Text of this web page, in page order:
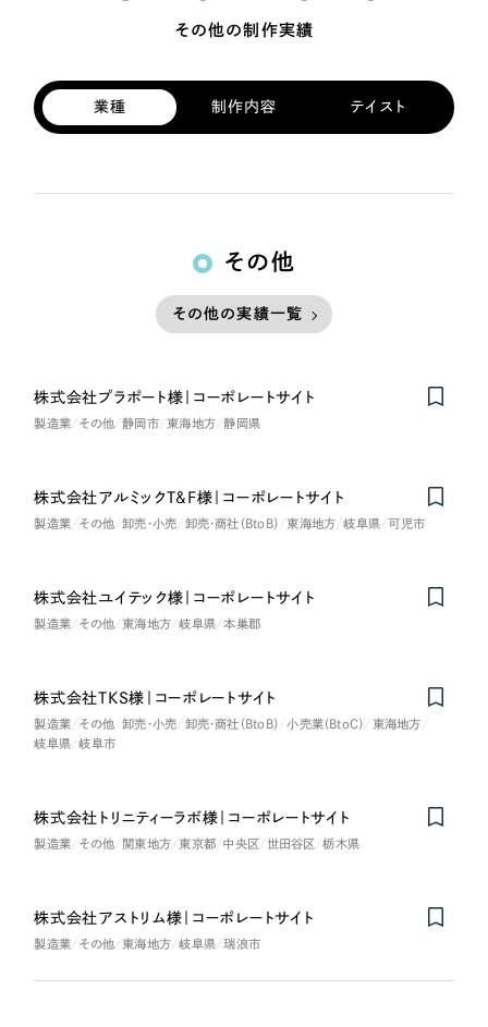
その他の制作実績
業種 制作内容 テイスト
その他
その他の実績一覧
株式会社プラポート様｜コーポレートサイト
製造業 その他 静岡市 東海地方 静岡県
株式会社アルミックT&F様｜コーポレートサイト
製造業 その他 卸売・小売 卸売・商社（BtoB） 東海地方 岐阜県 可児市
Honorabl
e
Ment
i
on
株式会社ユイテック様｜コーポレートサイト
製造業 その他 東海地方 岐阜県 本巣郡
株式会社TKS様｜コーポレートサイト
製造業 その他 卸売・小売 卸売・商社（BtoB） 小売業（BtoC）
東海地方
岐阜県
岐阜市
株式会社トリニティーラボ様｜コーポレートサイト
製造業 その他 関東地方 東京都 中央区 世田谷区 栃木県
株式会社アストリム様｜コーポレートサイト
製造業 その他 東海地方 岐阜県 瑞浪市